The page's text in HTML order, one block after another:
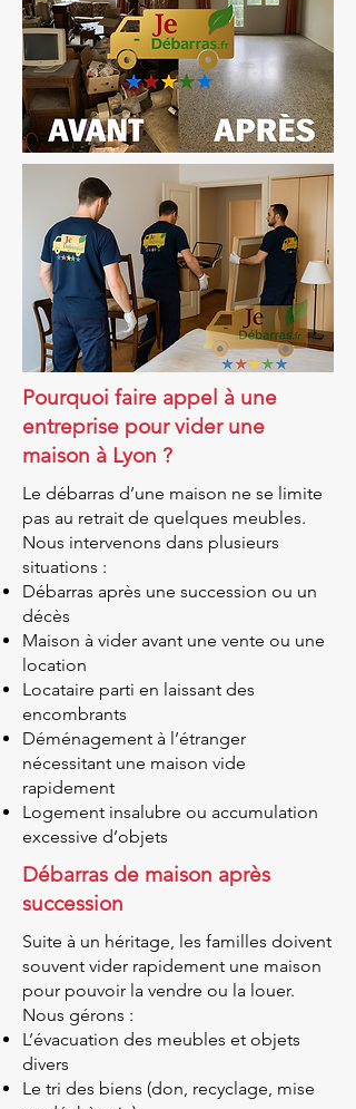
Pourquoi faire appel à une
entreprise pour vider une
maison à Lyon ?
Le débarras d’une maison ne se limite
pas au retrait de quelques meubles.
Nous intervenons dans plusieurs
situations :
Débarras après une succession ou un
décès
Maison à vider avant une vente ou une
location
Locataire parti en laissant des
encombrants
Déménagement à l’étranger
nécessitant une maison vide
rapidement
Logement insalubre ou accumulation
excessive d’objets
Débarras de maison après
succession
Suite à un héritage, les familles doivent
souvent vider rapidement une maison
pour pouvoir la vendre ou la louer.
Nous gérons :
L’évacuation des meubles et objets
divers
Le tri des biens (don, recyclage, mise